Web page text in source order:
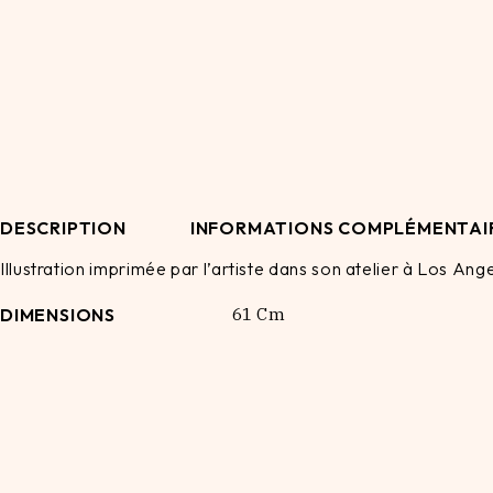
DESCRIPTION
INFORMATIONS
Illustration imprimée par l’artiste dans son atelier à Los
DIMENSIONS 61 Cm